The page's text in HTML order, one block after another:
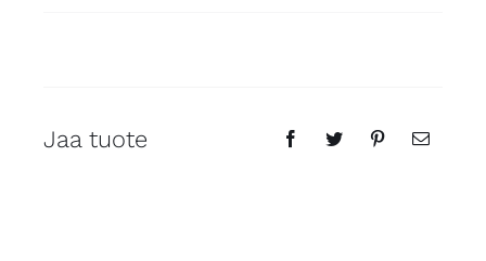
Jaa tuote